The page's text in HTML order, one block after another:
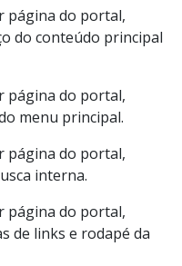
página do portal,
do conteúdo principal
página do portal,
menu principal.
página do portal,
interna.
página do portal,
de links e rodapé da